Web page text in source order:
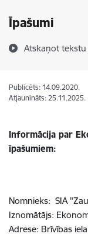
Īpašumi
Atskaņot tekstu
Publicēts: 14.09.2020.
Atjaunināts: 25.11.2025.
Informācija par
īpašumiem:
Nomnieks: SIA
Iznomātājs:
Adrese: Brīvības